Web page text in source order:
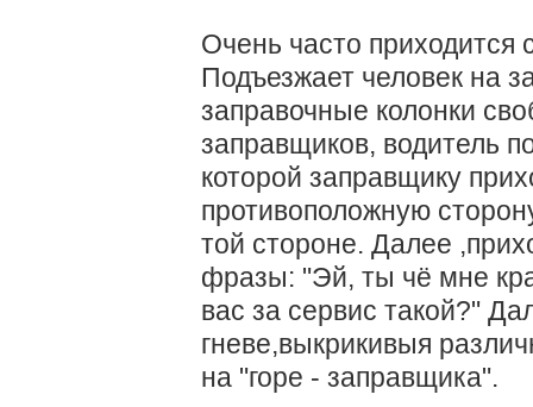
Очень часто приходится
Подъезжает человек на
заправочные колонки
заправщиков, водитель
которой заправщику
противоположную
той стороне. Далее
фразы: "Эй, ты чё мне
вас за сервис такой?"
гневе,выкрикивыя
на "горе - заправщика".